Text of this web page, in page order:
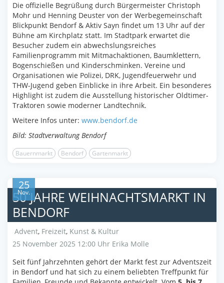
Die offizielle Begrüßung durch Bürgermeister Christoph
Mohr und Henning Deuster von der Werbegemeinschaft
Blickpunkt Bendorf & Aktiv Sayn findet um 13 Uhr auf der
Bühne am Kirchplatz statt. Im Stadtpark erwartet die
Besucher zudem ein abwechslungsreiches
Familienprogramm mit Mitmachaktionen, Baumklettern,
Bogenschießen und Kinderschminken. Vereine und
Organisationen wie Polizei, DRK, Jugendfeuerwehr und
THW-Jugend geben Einblicke in ihre Arbeit. Ein besonderes
Highlight ist zudem die Ausstellung historischer Oldtimer-
Traktoren sowie moderner Landtechnik.
Weitere Infos unter: www.bendorf.de
Bild: Stadtverwaltung Bendorf
Bauernmarkt Bendorf Gartenmarkt
25
Nov.
50 JAHRE WEIHNACHTSMARKT IN
BENDORF
Advent, Freizeit, Kunst & Kultur
25 November 2025 12:00 Uhr Erika Molle
Seit fünf Jahrzehnten gehört der Markt fest zur Adventszeit
in Bendorf und hat sich zu einem beliebten Treffpunkt für